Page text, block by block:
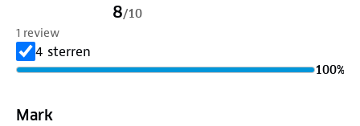
5V USB gevoed
Snelle activering voor Siri en Google Assistent
8/10
1 review
4 sterren
100%
Mark